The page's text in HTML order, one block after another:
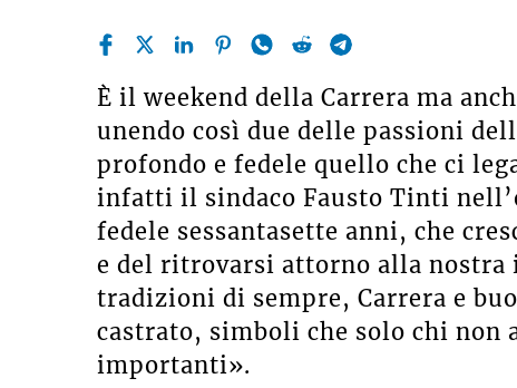
È il weekend della Carrera ma
unendo così due delle passioni
profondo e fedele quello che ci
infatti il sindaco Fausto Tinti
fedele sessantasette anni, che
e del ritrovarsi attorno alla
tradizioni di sempre, Carrera e
castrato, simboli che solo chi non
importanti».